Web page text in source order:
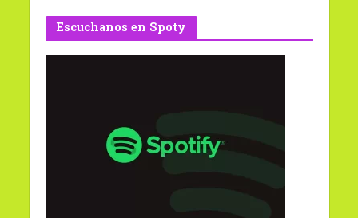
Escuchanos en Spoty